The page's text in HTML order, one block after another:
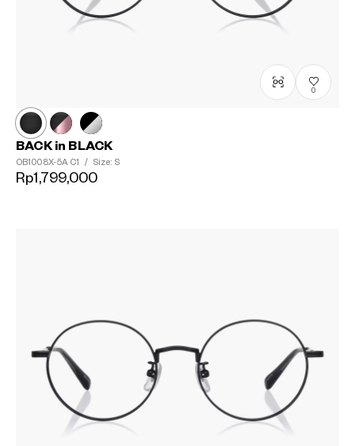
0
BACK in BLACK
OB1008X-5A C1 / Size: S
Rp1,799,000